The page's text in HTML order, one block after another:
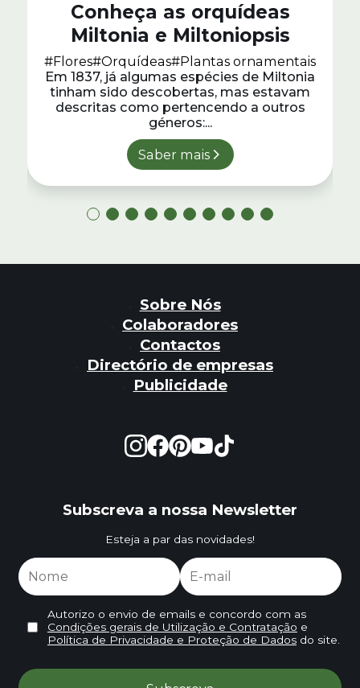
Conheça as orquídeas
Miltonia e Miltoniopsis
#Flores#Orquídeas#Plantas ornamentais
Em 1837, já algumas espécies de Miltonia
tinham sido descobertas, mas estavam
descritas como pertencendo a outros
géneros:...
Saber mais
Sobre Nós
Colaboradores
Contactos
Directório de empresas
Publicidade
Subscreva a nossa Newsletter
Esteja a par das novidades!
Autorizo o envio de emails e concordo com as
Condições gerais de Utilização e Contratação e
Política de Privacidade e Proteção de Dadosdo site.